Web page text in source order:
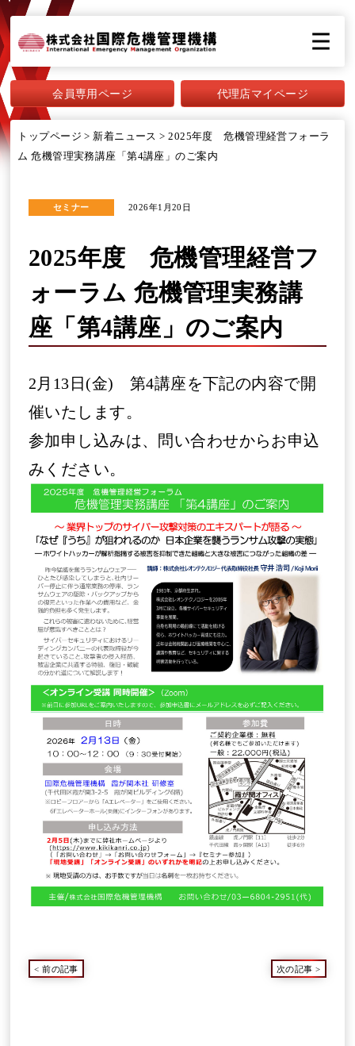
会員専用ページ 代理店マイページ
トップページ > 新着ニュース >2025年度 危機管理経営フォーラ
ム 危機管理実務講座「第4講座」のご案内
セミナー 2026年1月20日
2025年度 危機管理経営フ
ォーラム 危機管理実務講
座「第4講座」のご案内
2月13日(金) 第4講座を下記の内容で開
催いたします。
参加申し込みは、問い合わせからお申込
みください。
<前の記事 次の記事 >